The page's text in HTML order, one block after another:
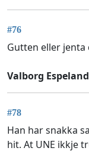
#76
Gutten eller jenta
Valborg Espeland
#78
Han har snakka
hit. At UNE ikkje